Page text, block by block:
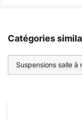
Catégories
Suspensions salle